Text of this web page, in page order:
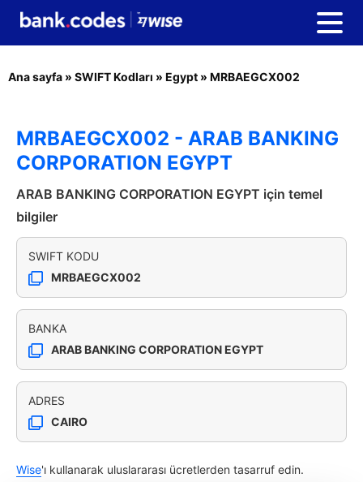
Ana sayfa » SWIFT Kodları » Egypt » MRBAEGCX002
MRBAEGCX002 - ARAB BANKING
CORPORATION EGYPT
ARAB BANKING CORPORATION EGYPT için temel
bilgiler
SWIFT KODU
MRBAEGCX002
BANKA
ARAB BANKING CORPORATION EGYPT
ADRES
CAIRO
Wise'ı kullanarak uluslararası ücretlerden tasarruf edin.